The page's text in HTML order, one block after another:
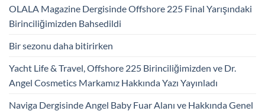
OLALA Magazine Dergisinde Offshore 225 Final Yarışındaki
Birinciliğimizden Bahsedildi
Bir sezonu daha bitirirken
Yacht Life & Travel, Offshore 225 Birinciliğimizden ve Dr.
Angel Cosmetics Markamız Hakkında Yazı Yayınladı
Naviga Dergisinde Angel Baby Fuar Alanı ve Hakkında Genel